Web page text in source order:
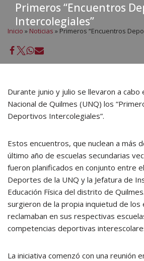
Primeros “Encuentros
Intercolegiales”
Inicio » Noticias » Primeros “Encuentros
Durante junio y julio se llevaron a cabo
Nacional de Quilmes (UNQ) los
Deportivos Intercolegiales”.
Estos encuentros, que nuclean a más
último año de escuelas secundarias
fueron planificados en conjunto entre
Deportes de la UNQ y la Jefatura de
Educación Física del distrito de
surgieron de la propia inquietud de los
reclamaban en sus respectivas
competencias deportivas
La iniciativa comenzó con una reunión